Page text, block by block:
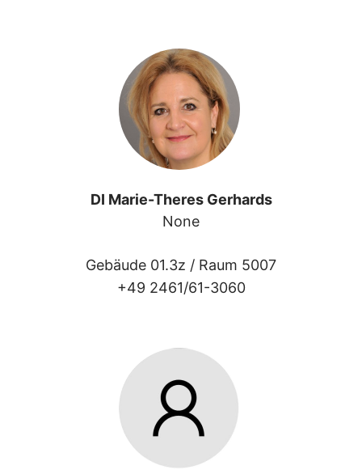
DI Marie-Theres Gerhards
None
Gebäude 01.3z / Raum 5007
+49 2461/61-3060